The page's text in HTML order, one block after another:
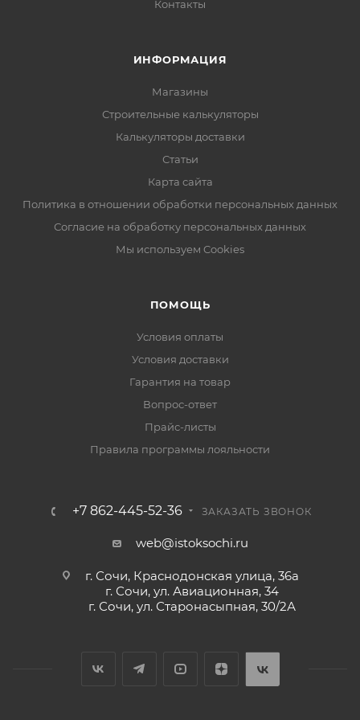
Контакты
ИНФОРМАЦИЯ
Магазины
Строительные калькуляторы
Калькуляторы доставки
Статьи
Карта сайта
Политика в отношении обработки персональных данных
Согласие на обработку персональных данных
Мы используем Cookies
ПОМОЩЬ
Условия оплаты
Условия доставки
Гарантия на товар
Вопрос-ответ
Прайс-листы
Правила программы лояльности
+7 862-445-52-36 ЗАКАЗАТЬ ЗВОНОК
web@istoksochi.ru
г. Сочи, Краснодонская улица, 36а
г. Сочи, ул. Авиационная, 34
г. Сочи, ул. Старонасыпная, 30/2А